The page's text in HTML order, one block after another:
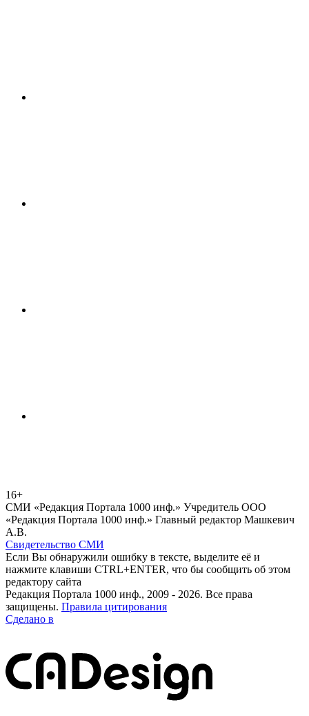
16+
СМИ «Редакция Портала 1000 инф.» Учредитель ООО
«Редакция Портала 1000 инф.» Главный редактор Машкевич
А.В.
Свидетельство СМИ
Если Вы обнаружили ошибку в тексте, выделите её и
нажмите клавиши CTRL+ENTER, что бы сообщить об этом
редактору сайта
Редакция Портала 1000 инф., 2009 - 2026. Все права
защищены. Правила цитирования
Сделано в